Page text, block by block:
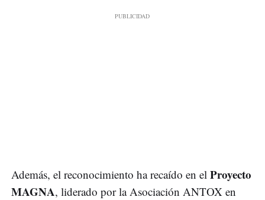
Además, el reconocimiento ha recaído en el Proyecto
MAGNA, liderado por la Asociación ANTOX en